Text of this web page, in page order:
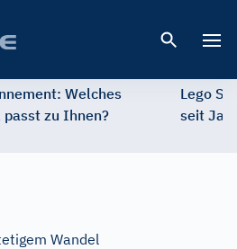
Welches
zu Ihnen?
Lego
seit
Wandel